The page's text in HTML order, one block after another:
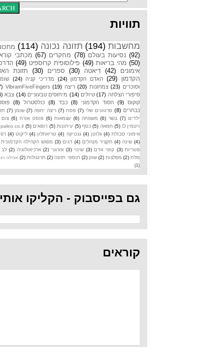
(194) תזונה נכונה (114) מתכונים
נסיעות בעולם (78) מחקרים (67) מכתבי קוראים
מהי בריאות (49) פילוסופית קרוספיט (49) הדרכות
דיאטה (30) ספרים (30)
תזונת האדם
האדם הקדמון (24) מדריכי קניה (24)
שומנים
צמחונות (20) ריצה (19)
VibramFiveFingers
(17)
(17) טיולים (14) מיתוסים טבעוניים (14) צבא (14)
הסוד הקדמוני (8) כבד (8) כולסטרול (8)
פוסטים
סרטונים שלי (7) פסח (7) ריצה יחפה (7) שומן (7)
תזונת
(6) משפחה (6) עצמאות (6) פוסט אורח (6) צום (6)
חמאה (5) כסף (5) עיתונות (5) רופאים (5)
paleo.co.il
(4)
גלוטן (4) גנטיקה (4) טריאתלון (4) ליקוט (4) רפואה
תקציר מנהלים (4) דגים (3) מפגש הקהילה הקדמונית
(3)
קופי אדם (3) שינוי (3) אורגני (2) ארכיאולוגיה (2) לב (2)
(2) שוק (2) תוספי תזונה (2) תרנגולות (2) אכילה רגשית
גם בפייסבוק - הקליקו אותי